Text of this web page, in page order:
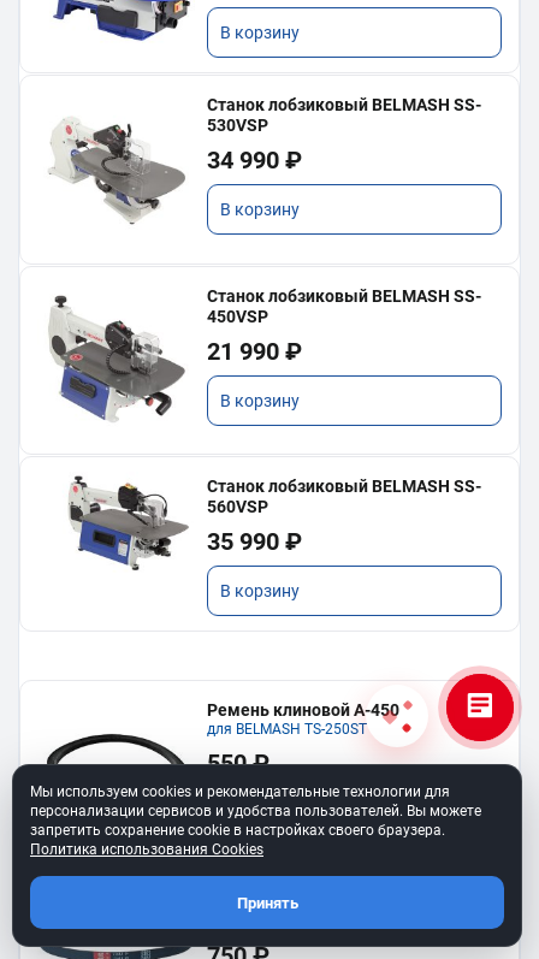
В корзину
Станок лобзиковый BELMASH SS-
530VSP
34 990 ₽
В корзину
Станок лобзиковый BELMASH SS-
450VSP
21 990 ₽
В корзину
Станок лобзиковый BELMASH SS-
560VSP
35 990 ₽
В корзину
Ремень клиновой A-450
для BELMASH TS-250SТ
550 ₽
В корзину
Ремень 6PJ610 для BELMASH BJM-
Мы используем cookies и рекомендательные технологии для
персонализации сервисов и удобства пользователей. Вы можете
запретить сохранение cookie в настройках своего браузера.
Политика использования Cookies
Принять